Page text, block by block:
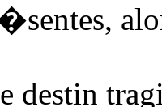
destin